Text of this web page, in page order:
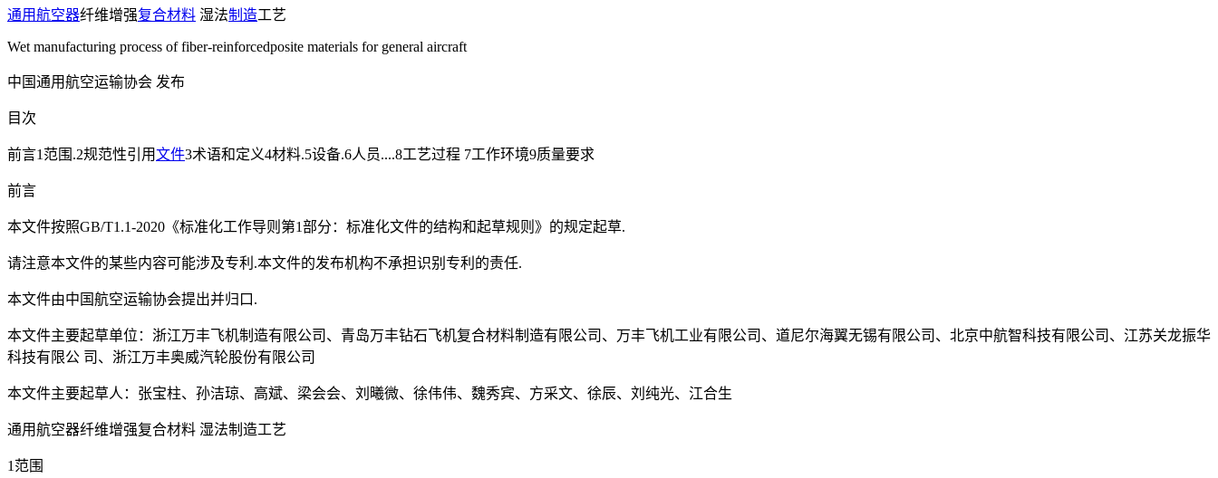
通用航空器纤维增强复合材料 湿法制造工艺
Wet manufacturing process of fiber-reinforcedposite materials for general aircraft
中国通用航空运输协会 发布
目次
前言1范围.2规范性引用文件3术语和定义4材料.5设备.6人员....8工艺过程 7工作环境9质量要求
前言
本文件按照GB/T1.1-2020《标准化工作导则第1部分：标准化文件的结构和起草规则》的规定起草.
请注意本文件的某些内容可能涉及专利.本文件的发布机构不承担识别专利的责任.
本文件由中国航空运输协会提出并归口.
本文件主要起草单位：浙江万丰飞机制造有限公司、青岛万丰钻石飞机复合材料制造有限公司、万丰飞机工业有限公司、道尼尔海翼无锡有限公司、北京中航智科技有限公司、江苏关龙振华
科技有限公 司、浙江万丰奥威汽轮股份有限公司
本文件主要起草人：张宝柱、孙洁琼、高斌、梁会会、刘曦微、徐伟伟、魏秀宾、方采文、徐辰、刘纯光、江合生
通用航空器纤维增强复合材料 湿法制造工艺
1范围